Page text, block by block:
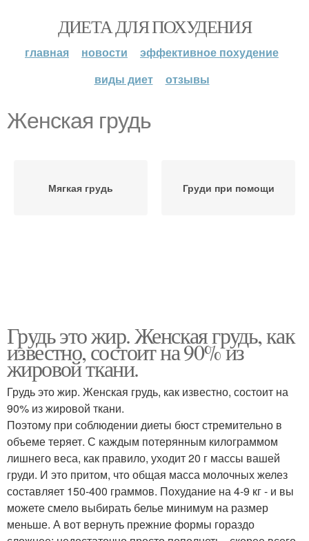
ДИЕТА ДЛЯ ПОХУДЕНИЯ
главная новости
эффективное похудение
виды диет
отзывы
Женская грудь
Мягкая грудь Груди при помощи
Грудь это жир. Женская грудь, как
известно, состоит на 90% из
жировой ткани.
Грудь это жир. Женская грудь, как известно, состоит на
90% из жировой ткани.
Поэтому при соблюдении диеты бюст стремительно в
объеме теряет. С каждым потерянным килограммом
лишнего веса, как правило, уходит 20 г массы вашей
груди. И это притом, что общая масса молочных желез
составляет 150-400 граммов. Похудание на 4-9 кг - и вы
можете смело выбирать белье минимум на размер
меньше. А вот вернуть прежние формы гораздо